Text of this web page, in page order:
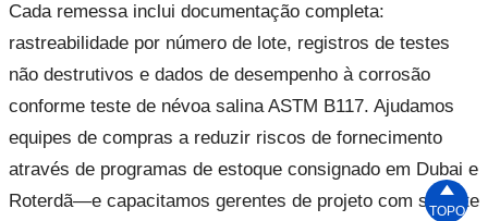
Cada remessa inclui documentação completa:
rastreabilidade por número de lote, registros de testes
não destrutivos e dados de desempenho à corrosão
conforme teste de névoa salina ASTM B117. Ajudamos
equipes de compras a reduzir riscos de fornecimento
através de programas de estoque consignado em Dubai e
Roterdã—e capacitamos gerentes de projeto com suporte

TOPO